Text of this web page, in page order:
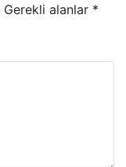
Gerekli alanlar *